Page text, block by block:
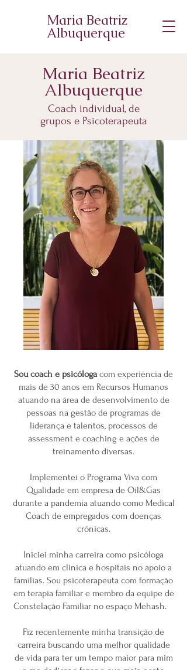
Maria Beatriz
Albuquerque
Maria Beatriz
Albuquerque
Coach individual, de
grupos e Psicoterapeuta
Sou coach e psicólogacom experiência de
mais de 30 anos em Recursos Humanos
atuando na área de desenvolvimento de
pessoas na gestão de programas de
liderança e talentos, processos de
assessment e coaching e ações de
treinamento diversas.
Implementei o Programa Viva com
Qualidade em empresa de Oil&Gas
durante a pandemia atuando como Medical
Coach de empregados com doenças
crônicas.
Iniciei minha carreira como psicóloga
atuando em clinica e hospitais no apoio a
famílias. Sou psicoterapeuta com formação
em terapia familiar e membro da equipe de
Constelação Familiar no espaço Mehash.
Fiz recentemente minha transição de
carreira buscando uma melhor qualidade
de vida para ter um tempo maior para mim